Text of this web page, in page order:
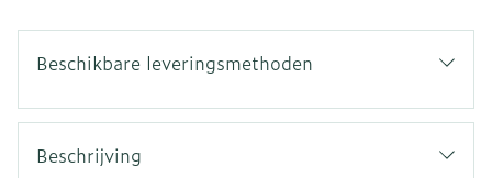
Beschikbare leveringsmethoden
Beschrijving